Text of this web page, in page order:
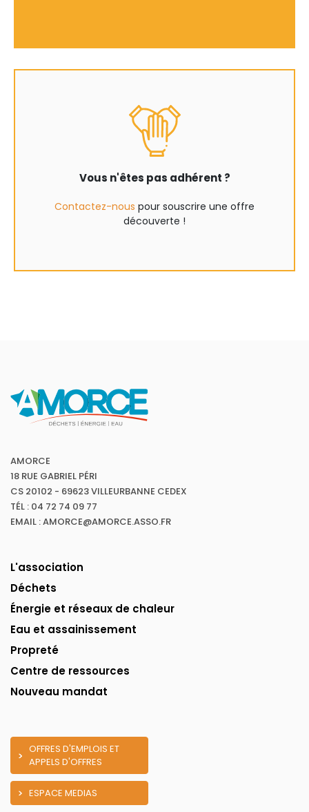
Vous n'êtes pas adhérent ?
Contactez-nous pour souscrire une offre
découverte !
AMORCE
18 RUE GABRIEL PÉRI
CS 20102 - 69623 VILLEURBANNE CEDEX
TÉL : 04 72 74 09 77
EMAIL : AMORCE@AMORCE.ASSO.FR
L'association
Déchets
Énergie et réseaux de chaleur
Eau et assainissement
Propreté
Centre de ressources
Nouveau mandat
OFFRES D'EMPLOIS ET
APPELS D'OFFRES
ESPACE MEDIAS